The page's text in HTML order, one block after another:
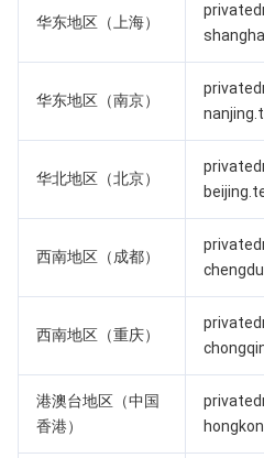
时序数据库 CTSDB
数据库管理中心
网关负载均衡
弹性网卡
对等连接
Anycast 公网加速
密钥管理系统
数据安全审计
验证码
音频内容安全
账号风控平台
游戏安全
安全服务
Web 应用防火墙
容器安全服务
漏洞扫描服务
移动应用安全
域名与网站
SSL 证书
私有域解析 Private DNS
移动解析 HTTPDNS
腾讯微卡
办公协同
腾讯会议
弹性 MapReduce
AI 基础产品
华东地区（上海）
华东地区（南京）
华北地区（北京）
西南地区（成都）
西南地区（重庆）
港澳台地区（中国
香港）